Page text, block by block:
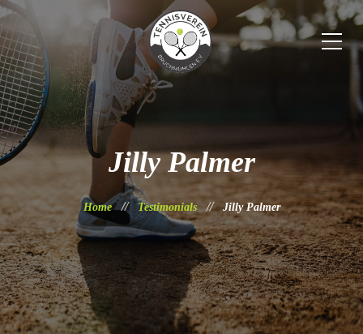
Jilly Palmer
Home Testimonials Jilly Palmer